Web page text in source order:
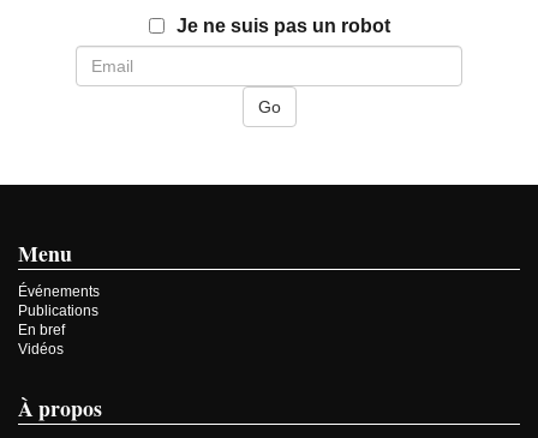
Je ne suis pas un robotEmail
Menu
Événements
Publications
En bref
Vidéos
À propos